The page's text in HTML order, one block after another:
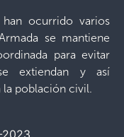
ocurrido varios
se mantiene
para evitar
extiendan y así
la población civil.